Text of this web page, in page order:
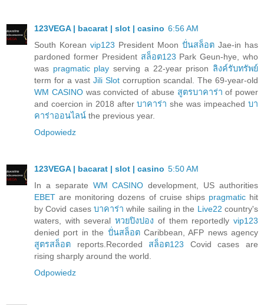
123VEGA | bacarat | slot | casino 6:56 AM
South Korean vip123 President Moon ปั่นสล็อต Jae-in has
pardoned former President สล็อต123 Park Geun-hye, who
was pragmatic play serving a 22-year prison ลิงค์รับทรัพย์
term for a vast Jili Slot corruption scandal. The 69-year-old
WM CASINOwas convicted of abuse สูตรบาคาร่า of power
and coercion in 2018 afterบาคาร่า she was impeachedบา
คาร่าออนไลน์ the previous year.
Odpowiedz
123VEGA | bacarat | slot | casino 5:50 AM
In a separate WM CASINO development, US authorities
EBET are monitoring dozens of cruise ships pragmatichit
by Covid cases บาคาร่า while sailing in the Live22 country's
waters, with severalหวยปิงปอง of them reportedlyvip123
denied port in the ปั่นสล็อตCaribbean, AFP news agency
สูตรสล็อต reports.Recorded สล็อต123 Covid cases are
rising sharply around the world.
Odpowiedz